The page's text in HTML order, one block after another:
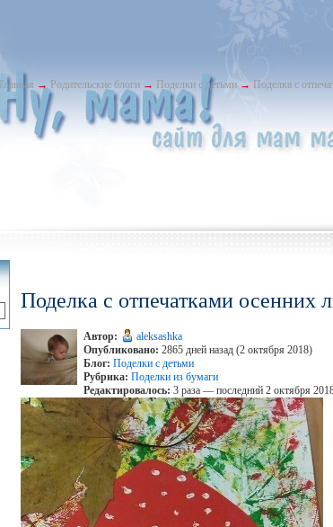
Главная → Родительские блоги → Поделки с детьми → Поделка с
Поделка с отпечатками осенних
Автор:
aleksashka
Опубликовано: 2865 дней назад (2 октября 2018)
Блог: Поделки с детьми
Рубрика: Поделки из бумаги
Редактировалось: 3 раза — последний 2 октября